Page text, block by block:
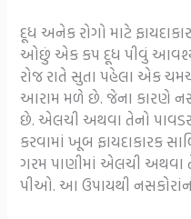
દૂધ અનેક રોગો માટે
ઓછું એક કપ દૂધ પીવું
રોજ રાતે સુતા પહેલા એક
આરામ મળે છે. જેના કારણે
છે. એલચી અથવા તેનો
કરવામાં ખૂબ ફાયદાકારક
ગરમ પાણીમાં એલચી અથવા
પીઓ. આ ઉપાયથી